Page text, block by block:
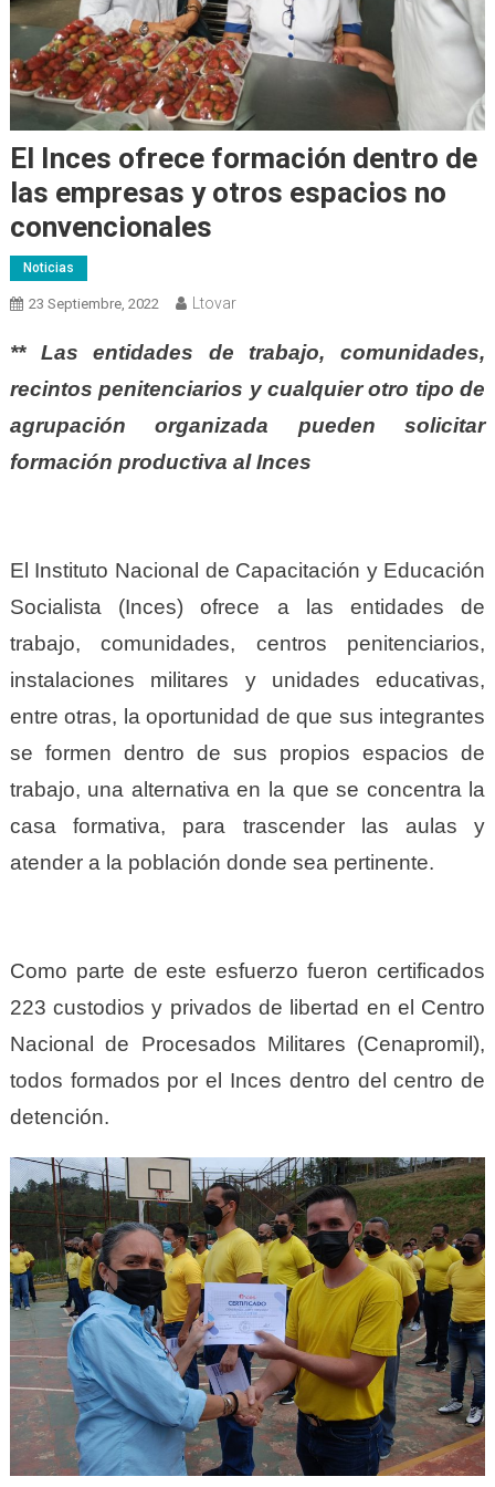
El Inces ofrece formación dentro de
las empresas y otros espacios no
convencionales
Noticias
23 Septiembre, 2022 Ltovar
** Las entidades de trabajo, comunidades,
recintos penitenciarios y cualquier otro tipo de
agrupación organizada pueden solicitar
formación productiva al Inces
El Instituto Nacional de Capacitación y Educación
Socialista (Inces) ofrece a las entidades de
trabajo, comunidades, centros penitenciarios,
instalaciones militares y unidades educativas,
entre otras, la oportunidad de que sus integrantes
se formen dentro de sus propios espacios de
trabajo, una alternativa en la que se concentra la
casa formativa, para trascender las aulas y
atender a la población donde sea pertinente.
Como parte de este esfuerzo fueron certificados
223 custodios y privados de libertad en el Centro
Nacional de Procesados Militares (Cenapromil),
todos formados por el Inces dentro del centro de
detención.